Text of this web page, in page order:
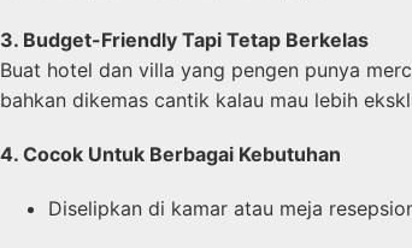
3. Budget-Friendly Tapi Tetap Berkelas
Buat hotel dan villa yang pengen punya
bahkan dikemas cantik kalau mau lebih
4. Cocok Untuk Berbagai Kebutuhan
Diselipkan di kamar atau meja